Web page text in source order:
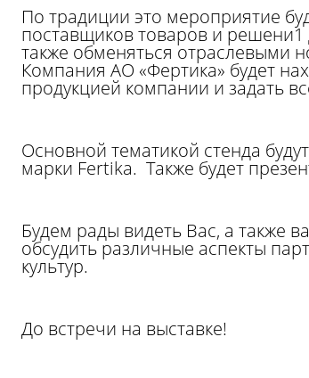
По традиции это мероприятие
поставщиков товаров и решени1
также обменяться отраслевыми
Компания АО «Фертика» будет
продукцией компании и задать
Основной тематикой стенда
марки Fertika. Также будет
Будем рады видеть Вас, а также
обсудить различные аспекты
культур.
До встречи на выставке!